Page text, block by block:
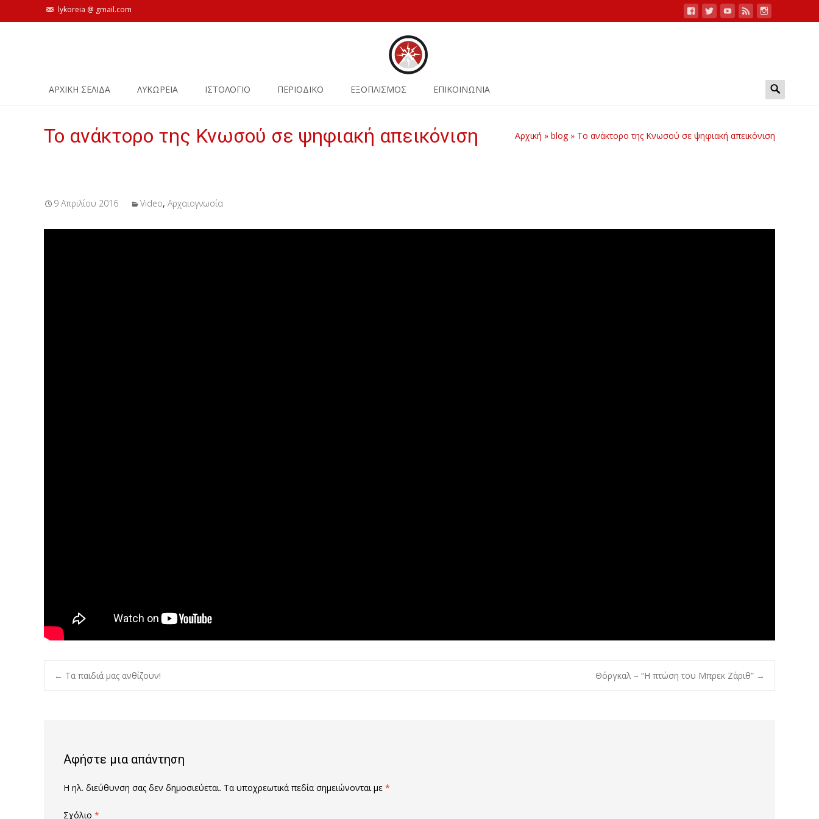
lykoreia @ gmail.com
ΑΡΧΙΚΗ ΣΕΛΙΔΑ ΛΥΚΩΡΕΙΑ ΙΣΤΟΛΌΓΙΟ ΠΕΡΙΟΔΙΚΟ ΕΞΟΠΛΙΣΜΟΣ ΕΠΙΚΟΙΝΩΝΙΑ
Search
for:
Το ανάκτορο της Κνωσού σε ψηφιακή απεικόνιση Αρχική » blog » Το ανάκτορο της Κνωσού σε ψηφιακή απεικόνιση
9 Απριλίου 2016 Video, Αρχαιογνωσία
Post
← Τα παιδιά μας ανθίζουν! Θόργκαλ – “Η πτώση του Μπρεκ Ζάριθ” →
Αφήστε μια απάντηση
Η ηλ. διεύθυνση σας δεν δημοσιεύεται. Τα υποχρεωτικά πεδία σημειώνονται με *
Σχόλιο *